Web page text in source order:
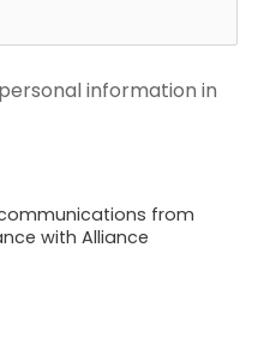
information in
from
with Alliance